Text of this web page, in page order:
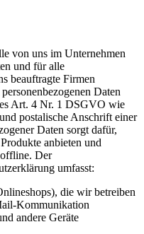
von uns im Unternehmen
und für alle
beauftragte Firmen
Daten
Art. 4 Nr. 1 DSGVO wie
postalische Anschrift einer
Daten sorgt dafür,
anbieten und
offline. Der
umfasst:
die wir betreiben
Kommunikation
andere Geräte